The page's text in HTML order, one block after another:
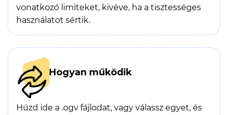
vonatkozó limiteket, kivéve, ha a tisztességes
használatot sértik.
Hogyan működik
Húzd ide a .ogv fájlodat, vagy válassz egyet, és